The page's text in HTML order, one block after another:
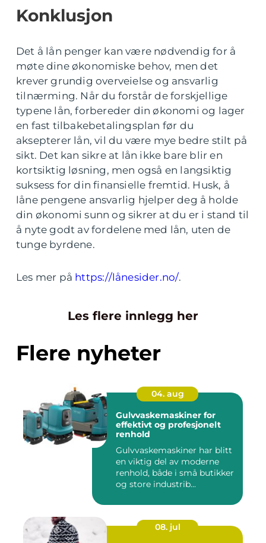
Konklusjon
Det å lån penger kan være nødvendig for å
møte dine økonomiske behov, men det
krever grundig overveielse og ansvarlig
tilnærming. Når du forstår de forskjellige
typene lån, forbereder din økonomi og lager
en fast tilbakebetalingsplan før du
aksepterer lån, vil du være mye bedre stilt på
sikt. Det kan sikre at lån ikke bare blir en
kortsiktig løsning, men også en langsiktig
suksess for din finansielle fremtid. Husk, å
låne pengene ansvarlig hjelper deg å holde
din økonomi sunn og sikrer at du er i stand til
å nyte godt av fordelene med lån, uten de
tunge byrdene.
Les mer på https://lånesider.no/.
Les flere innlegg her
Flere nyheter
04. aug
Gulvvaskemaskiner for
effektivt og profesjonelt
renhold
Gulvvaskemaskiner har blitt
en viktig del av moderne
renhold, både i små butikker
og store industrib...
08. jul